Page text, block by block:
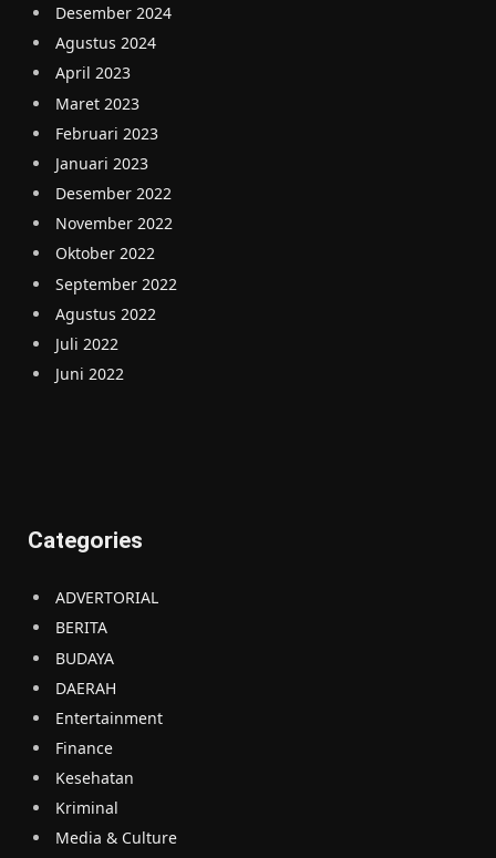
Desember 2024
Agustus 2024
April 2023
Maret 2023
Februari 2023
Januari 2023
Desember 2022
November 2022
Oktober 2022
September 2022
Agustus 2022
Juli 2022
Juni 2022
Categories
ADVERTORIAL
BERITA
BUDAYA
DAERAH
Entertainment
Finance
Kesehatan
Kriminal
Media & Culture